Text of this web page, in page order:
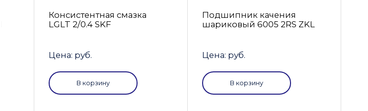
Консистентная смазка
LGLT 2/0.4 SKF
Цена: руб.
В корзину
Подшипник качения
шариковый 6005 2RS ZKL
Цена: руб.
В корзину